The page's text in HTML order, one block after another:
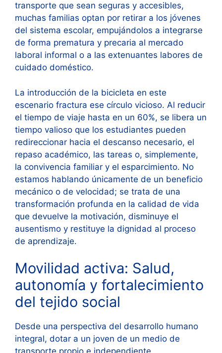
transporte que sean seguras y accesibles,
muchas familias optan por retirar a los jóvenes
del sistema escolar, empujándolos a integrarse
de forma prematura y precaria al mercado
laboral informal o a las extenuantes labores de
cuidado doméstico.
La introducción de la bicicleta en este
escenario fractura ese círculo vicioso. Al reducir
el tiempo de viaje hasta en un 60%, se libera un
tiempo valioso que los estudiantes pueden
redireccionar hacia el descanso necesario, el
repaso académico, las tareas o, simplemente,
la convivencia familiar y el esparcimiento. No
estamos hablando únicamente de un beneficio
mecánico o de velocidad; se trata de una
transformación profunda en la calidad de vida
que devuelve la motivación, disminuye el
ausentismo y restituye la dignidad al proceso
de aprendizaje.
Movilidad activa: Salud,
autonomía y fortalecimiento
del tejido social
Desde una perspectiva del desarrollo humano
integral, dotar a un joven de un medio de
transporte propio e independiente